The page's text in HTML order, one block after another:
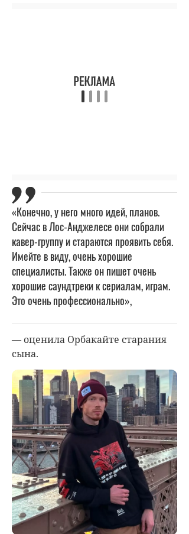
«Конечно, у него много идей, планов.
Сейчас в Лос-Анджелесе они собрали
кавер-группу и стараются проявить себя.
Имейте в виду, очень хорошие
специалисты. Также он пишет очень
хорошие саундтреки к сериалам, играм.
Это очень профессионально»,
— оценила Орбакайте старания
сына.